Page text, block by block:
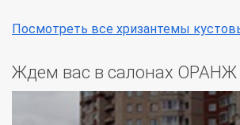
Посмотреть все хризантемы
Ждем вас в салонах ОРАНЖ